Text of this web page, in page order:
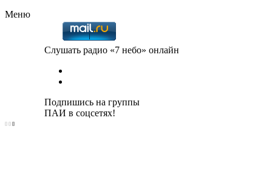
Меню
Слушать радио «7 небо» онлайн
Подпишись на группы
ПАИ в соцсетях!